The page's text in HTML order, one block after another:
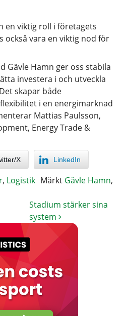
en viktig roll i företagets
också vara en viktig nod för
Gävle Hamn ger oss stabila
investera i och utveckla
skapar både
i en energimarknad
Mattias Paulsson,
Energy Trade &
X LinkedIn
, Logistik Märkt Gävle Hamn,
Stadium stärker sina
system